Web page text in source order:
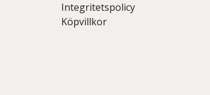
Integritetspolicy
Köpvillkor